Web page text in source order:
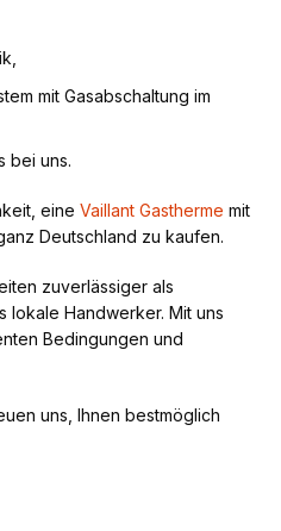
mit Gasabschaltung im
bei uns.
eine Vaillant Gastherme mit
Deutschland zu kaufen.
zuverlässiger als
lokale Handwerker. Mit uns
Bedingungen und
uns, Ihnen bestmöglich